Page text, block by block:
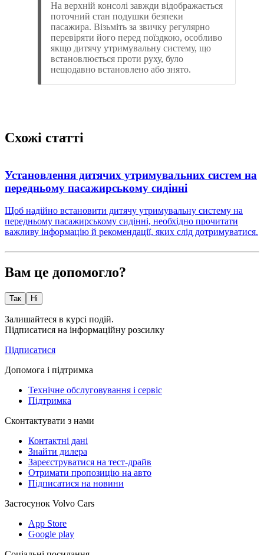
На верхній консолі завжди відображається
поточний стан подушки безпеки
пасажира. Візьміть за звичку регулярно
перевіряти його перед поїздкою, особливо
якщо дитячу утримувальну систему, що
встановлюється проти руху, було
нещодавно встановлено або знято.
Схожі статті
Установлення дитячих утримувальних систем на
передньому пасажирському сидінні
Щоб надійно встановити дитячу утримувальну систему на
передньому пасажирському сидінні, необхідно прочитати
важливу інформацію й рекомендації, яких слід дотримуватися.
Вам це допомогло?
Так Ні